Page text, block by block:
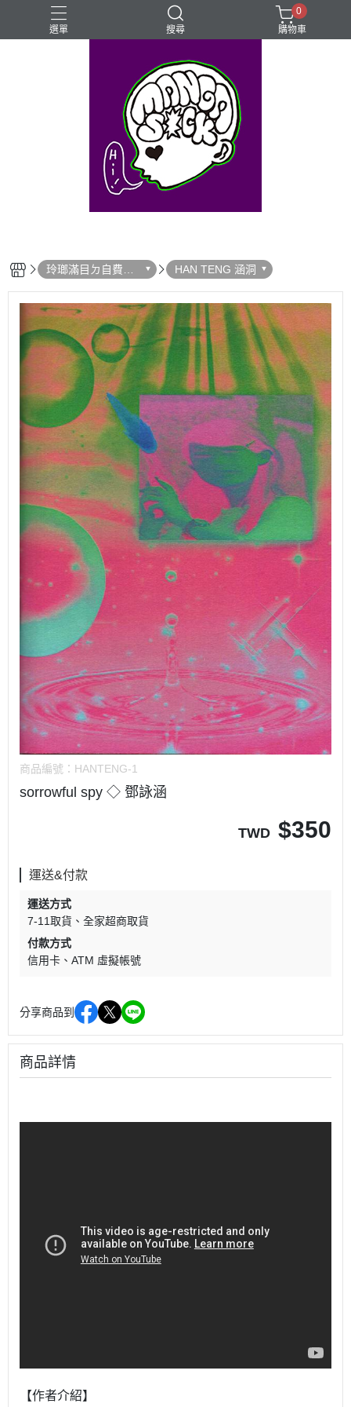
選單 搜尋
⊰⊱꧁LGBTQIA꧂⊰⊱
Mangasick Love
Mangasick出版！(੭•̀ᴗ•̀)
動物 實驗
0
購物車
玲瑯滿目ㄉ自費出
版！
HAN TENG 涵洞
商品編號： HANTENG-1
sorrowful spy ◇ 鄧詠涵
TWD $350
運送&付款
運送方式
7-11取貨
全家超商取貨
付款方式
信用卡
ATM 虛擬帳號
分享商品到
商品詳情
【作者介紹】